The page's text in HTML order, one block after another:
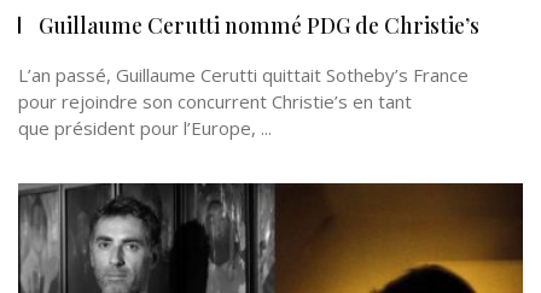
Guillaume Cerutti nommé PDG de Christie’s
L’an passé, Guillaume Cerutti quittait Sotheby’s France
pour rejoindre son concurrent Christie’s en tant
que président pour l’Europe, ...